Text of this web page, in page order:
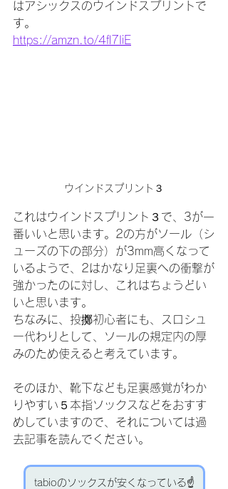
はアシックスのウインドスプリントで
す。
https://amzn.to/4fl7IiE
ウインドスプリント３
これはウインドスプリント３で、3が一
番いいと思います。2の方がソール（シ
ューズの下の部分）が3mm高くなって
いるようで、2はかなり足裏への衝撃が
強かったのに対し、これはちょうどい
いと思います。
ちなみに、投擲初心者にも、スロシュ
ー代わりとして、ソールの規定内の厚
みのため使えると考えています。
そのほか、靴下なども足裏感覚がわか
りやすい５本指ソックスなどをおすす
めしていますので、それについては過
去記事を読んでください。
tabioのソックスが安くなっている☝️